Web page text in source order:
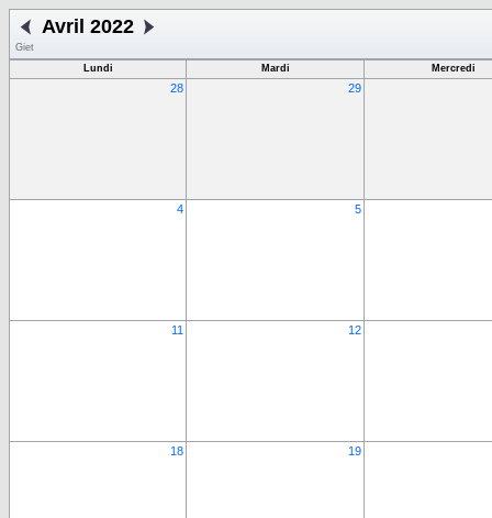
Avril 2022
Giet
Lundi
Mardi Mercredi
28 29
4 5
11 12
18 19